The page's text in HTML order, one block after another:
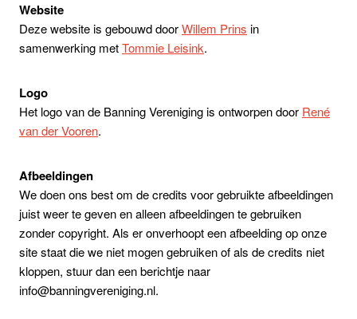
Website
Deze website is gebouwd doorWillem Prins in
samenwerking metTommie Leisink.
Logo
Het logo van de Banning Vereniging is ontworpen door René
van der Vooren.
Afbeeldingen
We doen ons best om de credits voor gebruikte afbeeldingen
juist weer te geven en alleen afbeeldingen te gebruiken
zonder copyright. Als er onverhoopt een afbeelding op onze
site staat die we niet mogen gebruiken of als de credits niet
kloppen, stuur dan een berichtje naar
info@banningvereniging.nl.